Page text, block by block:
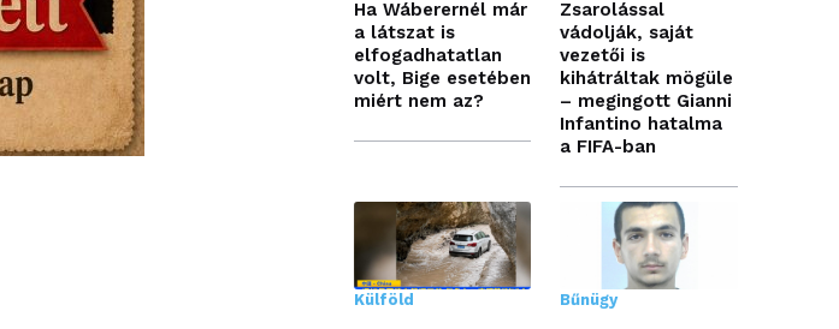
Ha Wáberernél már
a látszat is
elfogadhatatlan
volt, Bige esetében
miért nem az?
Zsarolással
vádolják, saját
vezetői is
kihátráltak mögüle
– megingott Gianni
Infantino hatalma
a FIFA-ban
Külföld Bűnügy